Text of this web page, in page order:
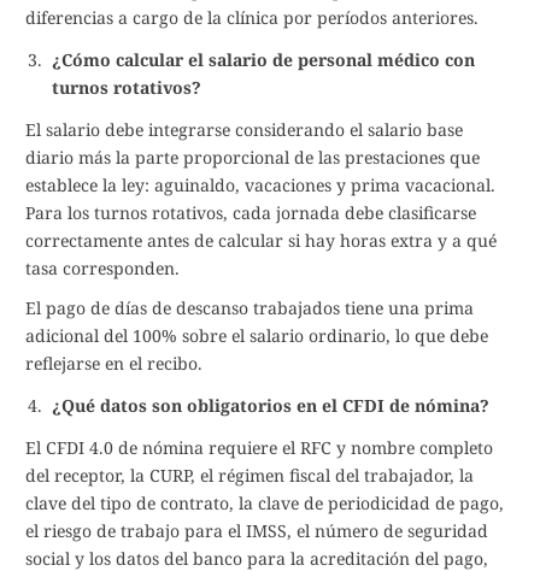
diferencias a cargo de la clínica por períodos anteriores.
¿Cómo calcular el salario de personal médico con
turnos rotativos?
El salario debe integrarse considerando el salario base
diario más la parte proporcional de las prestaciones que
establece la ley: aguinaldo, vacaciones y prima vacacional.
Para los turnos rotativos, cada jornada debe clasificarse
correctamente antes de calcular si hay horas extra y a qué
tasa corresponden.
El pago de días de descanso trabajados tiene una prima
adicional del 100% sobre el salario ordinario, lo que debe
reflejarse en el recibo.
¿Qué datos son obligatorios en el CFDI de nómina?
El CFDI 4.0 de nómina requiere el RFC y nombre completo
del receptor, la CURP, el régimen fiscal del trabajador, la
clave del tipo de contrato, la clave de periodicidad de pago,
el riesgo de trabajo para el IMSS, el número de seguridad
social y los datos del banco para la acreditación del pago,